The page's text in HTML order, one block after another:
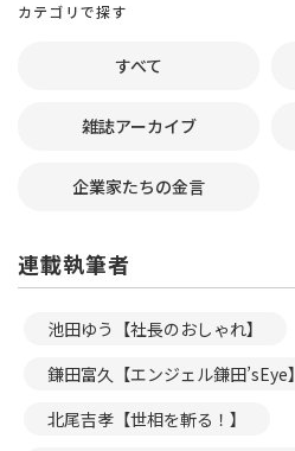
カテゴリで探す
すべて
雑誌アーカイブ
企業家たちの金言
連載執筆者
池田ゆう【社長のおしゃれ】
鎌田富久【エンジェル鎌田’sEye】
北尾吉孝【世相を斬る！】